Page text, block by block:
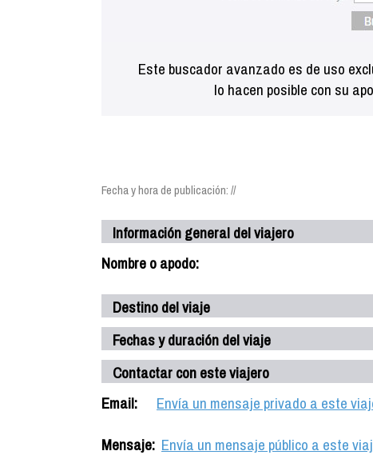
Este buscador avanzado es de uso
lo hacen posible con su
Fecha y hora de publicación: //
Información general del viajero
Nombre o apodo:
Destino del viaje
Fechas y duración del viaje
Contactar con este viajero
Email:
Envía un mensaje privado a este
Mensaje: Envía un mensaje público a este